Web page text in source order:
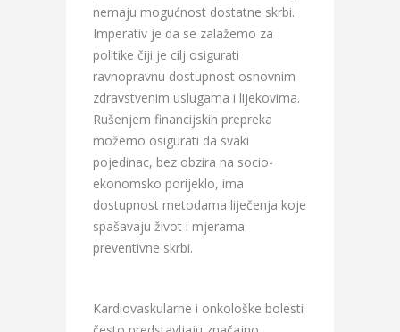
nemaju mogućnost dostatne skrbi.
Imperativ je da se zalažemo za
politike čiji je cilj osigurati
ravnopravnu dostupnost osnovnim
zdravstvenim uslugama i lijekovima.
Rušenjem financijskih prepreka
možemo osigurati da svaki
pojedinac, bez obzira na socio-
ekonomsko porijeklo, ima
dostupnost metodama liječenja koje
spašavaju život i mjerama
preventivne skrbi.
Kardiovaskularne i onkološke bolesti